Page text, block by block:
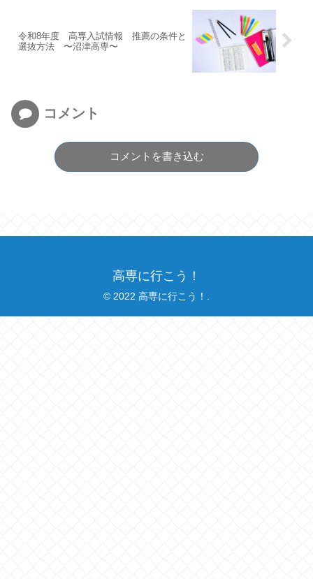
令和8年度 高専入試情報 推薦の条件と
選抜方法 〜沼津高専〜
コメント
コメントを書き込む
高専に行こう！
© 2022 高専に行こう！.